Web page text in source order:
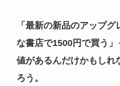
「最新の新品のアップ
な書店で1500円で買う
値があるんだけかもしれ
ろう。